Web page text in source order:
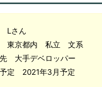
Lさん
東京都内 私立 文系
大手デベロッパー
定 2021年3月予定